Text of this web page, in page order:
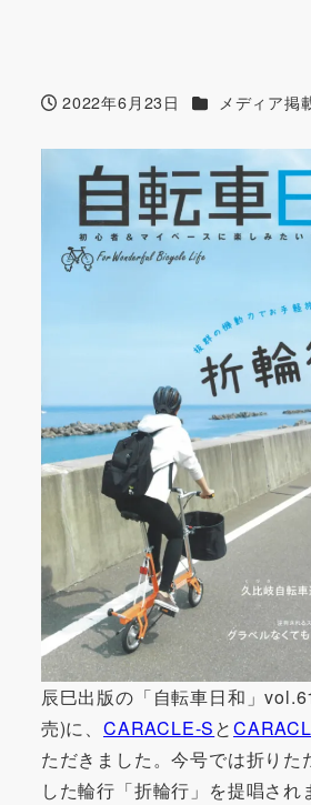
投稿日
2022年6月23日 カテゴリー
メディア掲
辰巳出版の「自転車日和」
売)に、 CARACLE-Sと
ただきました。今号では折りた
した輪行「折輪行」を提唱され